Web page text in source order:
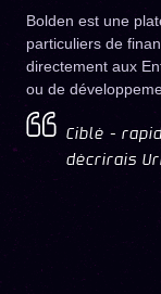
Bolden est une
particuliers de
directement aux
ou de
Ciblé -
décrirais